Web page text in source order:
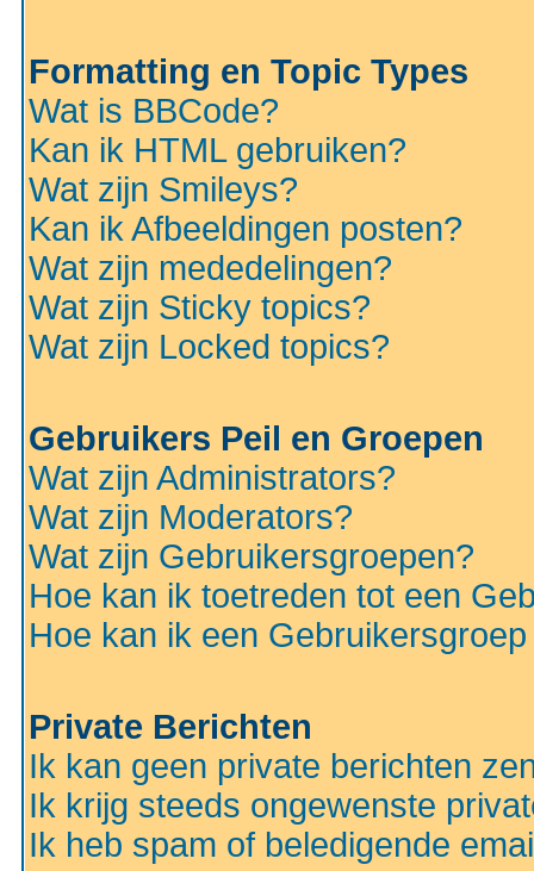
Formatting en Topic Types
Wat is BBCode?
Kan ik HTML gebruiken?
Wat zijn Smileys?
Kan ik Afbeeldingen posten?
Wat zijn mededelingen?
Wat zijn Sticky topics?
Wat zijn Locked topics?
Gebruikers Peil en Groepen
Wat zijn Administrators?
Wat zijn Moderators?
Wat zijn Gebruikersgroepen?
Hoe kan ik toetreden tot een
Hoe kan ik een
Private Berichten
Ik kan geen private berichten
Ik krijg steeds ongewenste
Ik heb spam of beledigende